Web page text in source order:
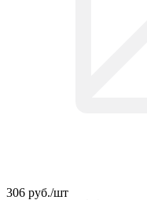
306 руб./шт